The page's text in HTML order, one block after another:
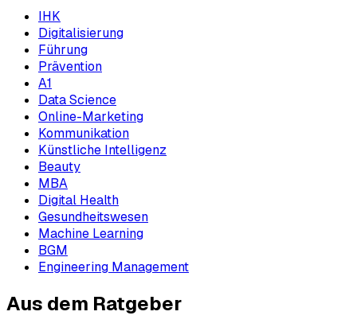
IHK
Digitalisierung
Führung
Prävention
A1
Data Science
Online-Marketing
Kommunikation
Künstliche Intelligenz
Beauty
MBA
Digital Health
Gesundheitswesen
Machine Learning
BGM
Engineering Management
Aus dem Ratgeber